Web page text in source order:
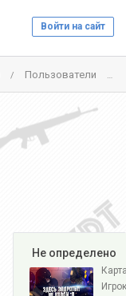
Войти на сайт
/ Пользователи
️ Не определено